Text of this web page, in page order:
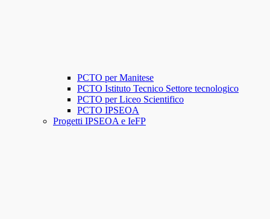
PCTO per Manitese
PCTO Istituto Tecnico Settore tecnologico
PCTO per Liceo Scientifico
PCTO IPSEOA
Progetti IPSEOA e IeFP